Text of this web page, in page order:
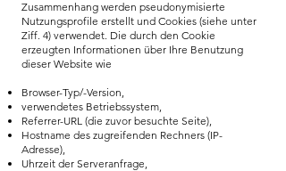
Zusammenhang werden pseudonymisierte
Nutzungsprofile erstellt und Cookies (siehe unter
Ziff. 4) verwendet. Die durch den Cookie
erzeugten Informationen über Ihre Benutzung
dieser Website wie
Browser-Typ/-Version,
verwendetes Betriebssystem,
Referrer-URL (die zuvor besuchte Seite),
Hostname des zugreifenden Rechners (IP-
Adresse),
Uhrzeit der Serveranfrage,